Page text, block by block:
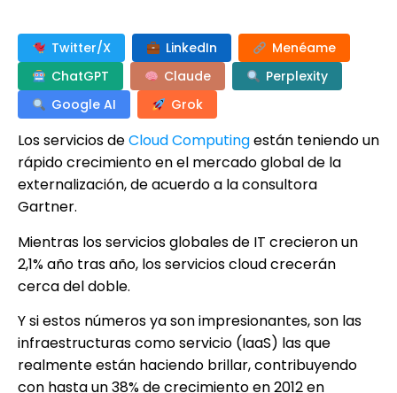
Twitter/X LinkedIn
Menéame
ChatGPT
Claude
Perplexity
Google AI
Grok
Los servicios deCloud Computingestán teniendo un
rápido crecimiento en el mercado global de la
externalización, de acuerdo a la consultora
Gartner.
Mientras los servicios globales de IT crecieron un
2,1% año tras año, los servicios cloud crecerán
cerca del doble.
Y si estos números ya son impresionantes, son las
infraestructuras como servicio (IaaS) las que
realmente están haciendo brillar, contribuyendo
con hasta un 38% de crecimiento en 2012 en